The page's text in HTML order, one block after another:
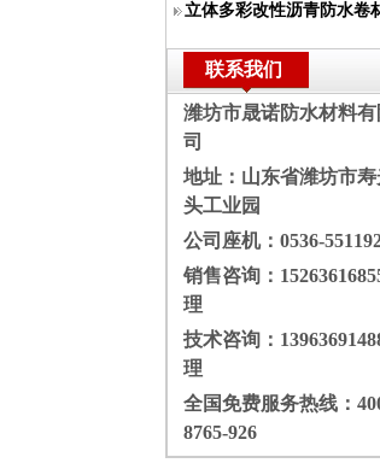
立体多彩改性沥青防水卷
联系我们
潍坊市晟诺防水材料
司
地址：山东省潍坊市寿
头工业园
公司座机： 0536-
销售咨询：
理
技术咨询：
理
全国免费服务热线：
8765-926